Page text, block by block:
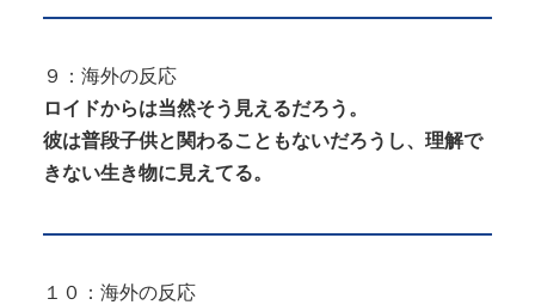
９：海外の反応
ロイドからは当然そう見えるだろう。
彼は普段子供と関わることもないだろうし、理解で
きない生き物に見えてる。
１０：海外の反応